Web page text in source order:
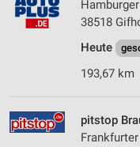
38518
Heute
193,67 km
pitstop